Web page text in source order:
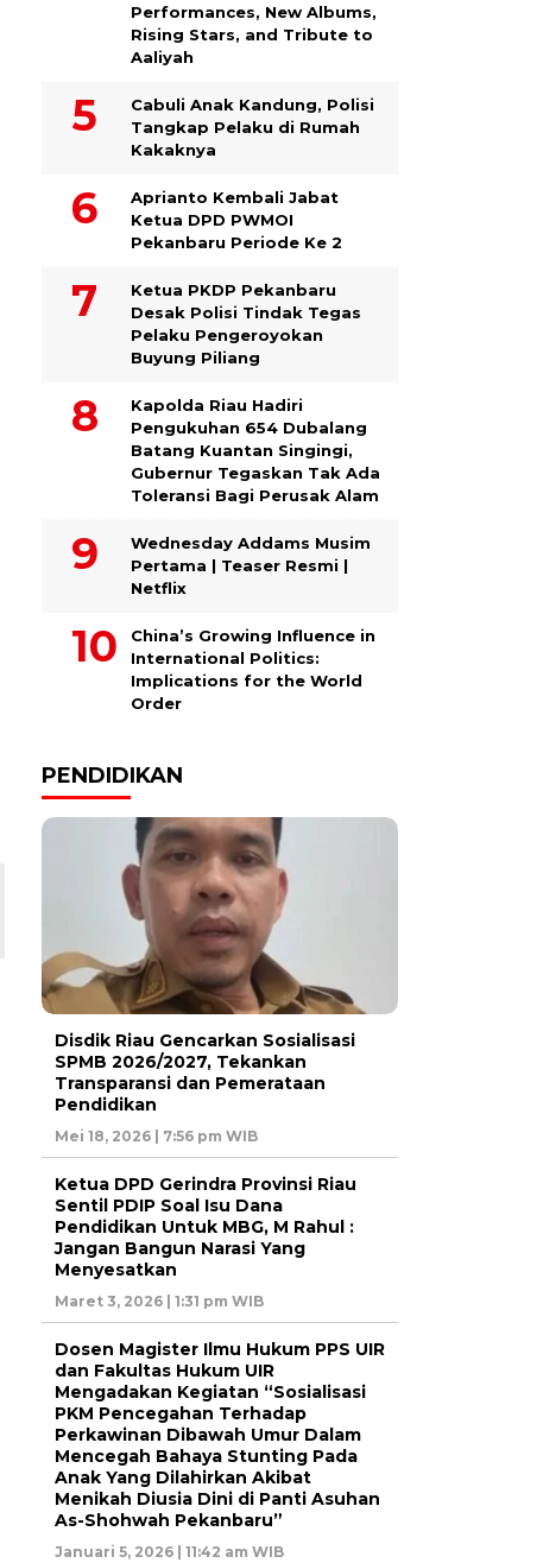
Performances, New Albums,
Rising Stars, and Tribute to
Aaliyah
Cabuli Anak Kandung, Polisi
Tangkap Pelaku di Rumah
Kakaknya
Aprianto Kembali Jabat
Ketua DPD PWMOI
Pekanbaru Periode Ke 2
Ketua PKDP Pekanbaru
Desak Polisi Tindak Tegas
Pelaku Pengeroyokan
Buyung Piliang
Kapolda Riau Hadiri
Pengukuhan 654 Dubalang
Batang Kuantan Singingi,
Gubernur Tegaskan Tak Ada
Toleransi Bagi Perusak Alam
Wednesday Addams Musim
Pertama | Teaser Resmi |
Netflix
China’s Growing Influence in
International Politics:
Implications for the World
Order
PENDIDIKAN
Disdik Riau Gencarkan Sosialisasi
SPMB 2026/2027, Tekankan
Transparansi dan Pemerataan
Pendidikan
Mei 18, 2026 | 7:56 pm WIB
Ketua DPD Gerindra Provinsi Riau
Sentil PDIP Soal Isu Dana
Pendidikan Untuk MBG, M Rahul :
Jangan Bangun Narasi Yang
Menyesatkan
Maret 3, 2026 | 1:31 pm WIB
Dosen Magister Ilmu Hukum PPS UIR
dan Fakultas Hukum UIR
Mengadakan Kegiatan “Sosialisasi
PKM Pencegahan Terhadap
Perkawinan Dibawah Umur Dalam
Mencegah Bahaya Stunting Pada
Anak Yang Dilahirkan Akibat
Menikah Diusia Dini di Panti Asuhan
As-Shohwah Pekanbaru”
Januari 5, 2026 | 11:42 am WIB